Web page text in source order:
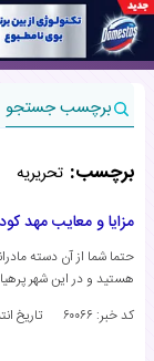
منوی سایت
برچسب جستجو
برچسب: تحریریه
مزایا و معایب مهد
حتما شما از آن دسته
هستید و در این شهر
کد خبر: ۶۰۰۶۶
تاریخ